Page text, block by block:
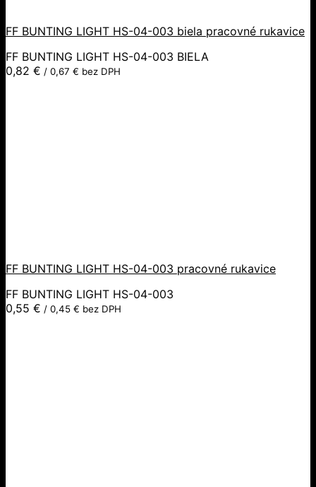
FF BUNTING LIGHT HS-04-003 biela pracovné rukavice
FF BUNTING LIGHT HS-04-003 BIELA
0,82 € / 0,67 € bez DPH
FF BUNTING LIGHT HS-04-003 pracovné rukavice
FF BUNTING LIGHT HS-04-003
0,55 € / 0,45 € bez DPH